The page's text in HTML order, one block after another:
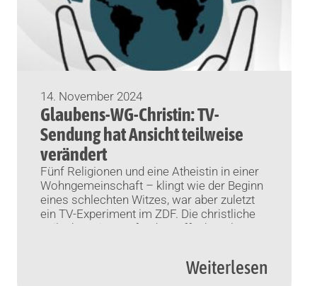
14. November 2024
Glaubens-WG-Christin: TV-
Sendung hat Ansicht teilweise
verändert
Fünf Religionen und eine Atheistin in einer
Wohngemeinschaft – klingt wie der Beginn
eines schlechten Witzes, war aber zuletzt
ein TV-Experiment im ZDF. Die christliche
Teilnehmerin empfand es offenbar als
Experiment Glaubens-WG hat Ansichten
der christlichen Teilnehmerin GloriaWeiterlesen